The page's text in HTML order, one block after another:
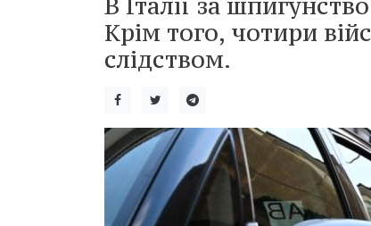
Крім того, чотири
слідством.